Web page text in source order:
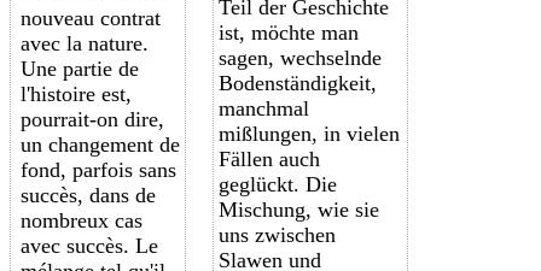
nouveau contrat
avec la nature.
Une partie de
l'histoire est,
pourrait-on dire,
un changement de
fond, parfois sans
succès, dans de
nombreux cas
avec succès. Le
Teil der Geschichte
ist, möchte man
sagen, wechselnde
Bodenständigkeit,
manchmal
mißlungen, in vielen
Fällen auch
geglückt. Die
Mischung, wie sie
uns zwischen
Slawen und